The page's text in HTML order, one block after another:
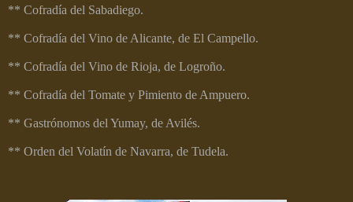
** Cofradía del Sabadiego.
** Cofradía del Vino de Alicante, de El Campello.
** Cofradía del Vino de Rioja, de Logroño.
** Cofradía del Tomate y Pimiento de Ampuero.
** Gastrónomos del Yumay, de Avilés.
** Orden del Volatín de Navarra, de Tudela.